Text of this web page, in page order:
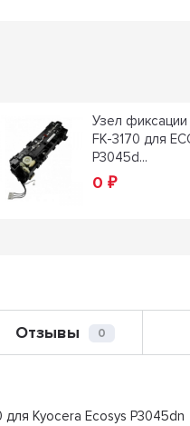
Узел фиксации
FK-3170 для
P3045d...
0₽
Отзывы 0
Kyocera Ecosys P3045dn